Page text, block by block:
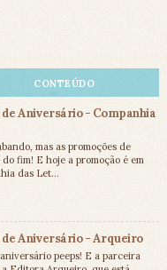
CONTEÚDO
Aniversário - Companhia
mas as promoções de
fim! E hoje a promoção é em
das Let...
de Aniversário - Arqueiro
peeps! E a parceira